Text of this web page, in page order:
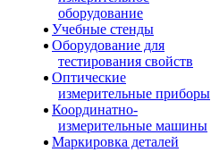
оборудование
Учебные стенды
Оборудование для
тестирования свойств
Оптические
измерительные приборы
Координатно-
измерительные машины
Маркировка деталей